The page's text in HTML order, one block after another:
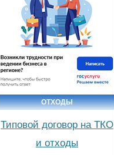
ОТХОДЫ
Типовой договор на ТКО
и отходы